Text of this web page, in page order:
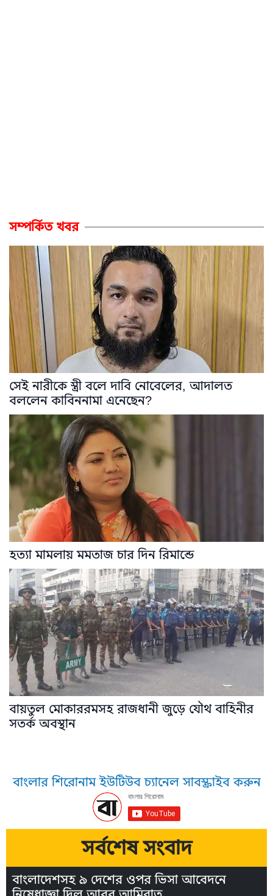
সম্পর্কিত খবর
সেই নারীকে স্ত্রী বলে দাবি নোবেলের, আদালত
বললেন কাবিননামা এনেছেন?
হত্যা মামলায় মমতাজ চার দিন রিমান্ডে
বায়তুল মোকাররমসহ রাজধানী জুড়ে যৌথ বাহিনীর
সতর্ক অবস্থান
বাংলার শিরোনাম ইউটিউব চ্যানেল সাবস্ক্রাইব করুন
সর্বশেষ সংবাদ
বাংলাদেশসহ ৯ দেশের ওপর ভিসা আবেদনে